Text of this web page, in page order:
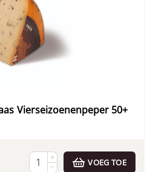
Vierseizoenenpeper 50+
+
−
VOEG TOE